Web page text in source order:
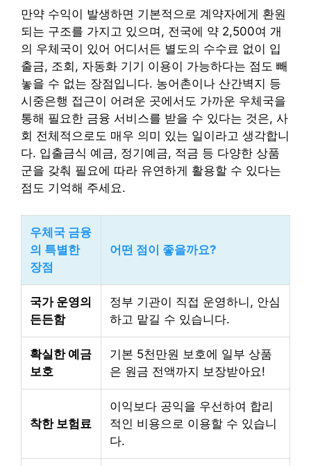
만약 수익이 발생하면 기본적으로 계약자에게 환원
되는 구조를 가지고 있으며, 전국에 약 2,500여 개
의 우체국이 있어 어디서든 별도의 수수료 없이 입
출금, 조회, 자동화 기기 이용이 가능하다는 점도 빼
놓을 수 없는 장점입니다. 농어촌이나 산간벽지 등
시중은행 접근이 어려운 곳에서도 가까운 우체국을
통해 필요한 금융 서비스를 받을 수 있다는 것은, 사
회 전체적으로도 매우 의미 있는 일이라고 생각합니
다. 입출금식 예금, 정기예금, 적금 등 다양한 상품
군을 갖춰 필요에 따라 유연하게 활용할 수 있다는
점도 기억해 주세요.
우체국 금융
의 특별한
장점
어떤 점이 좋을까요?
국가 운영의
든든함
정부 기관이 직접 운영하니, 안심
하고 맡길 수 있습니다.
확실한 예금
보호
기본 5천만원 보호에 일부 상품
은 원금 전액까지 보장받아요!
착한 보험료
이익보다 공익을 우선하여 합리
적인 비용으로 이용할 수 있습니
다.